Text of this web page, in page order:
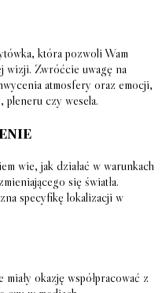
która pozwoli Wam
wizji. Zwróćcie uwagę na
atmosfery oraz emocji,
czy wesela.
wie, jak działać w warunkach
się światła.
specyfikę lokalizacji w
okazję współpracować z